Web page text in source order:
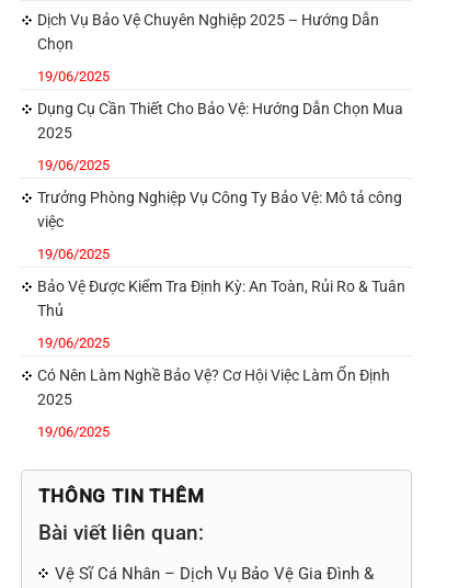
Dịch Vụ Bảo Vệ Chuyên Nghiệp 2025 – Hướng Dẫn
Chọn
19/06/2025
Dụng Cụ Cần Thiết Cho Bảo Vệ: Hướng Dẫn Chọn Mua
2025
19/06/2025
Trưởng Phòng Nghiệp Vụ Công Ty Bảo Vệ: Mô tả công
việc
19/06/2025
Bảo Vệ Được Kiểm Tra Định Kỳ: An Toàn, Rủi Ro & Tuân
Thủ
19/06/2025
Có Nên Làm Nghề Bảo Vệ? Cơ Hội Việc Làm Ổn Định
2025
19/06/2025
THÔNG TIN THÊM
Bài viết liên quan:
Vệ Sĩ Cá Nhân – Dịch Vụ Bảo Vệ Gia Đình &